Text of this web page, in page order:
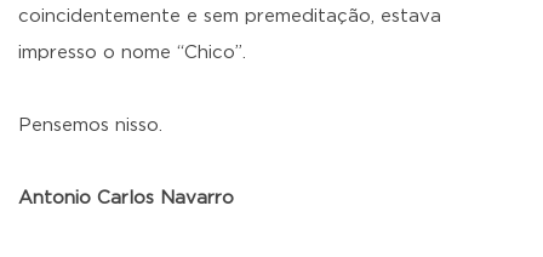
coincidentemente e sem premeditação, estava
impresso o nome “Chico”.
Pensemos nisso.
Antonio Carlos Navarro